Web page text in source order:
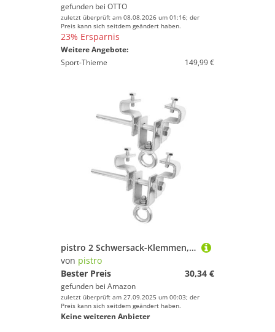
gefunden bei OTTO
zuletzt überprüft am 08.08.2026 um 01:16; der
Preis kann sich seitdem geändert haben.
23% Ersparnis
Weitere Angebote:
Sport-Thieme
149,99 €
pistro 2 Schwersack-Klemmen, Boxsack-Aufhänger, Stahlhalterung, 18 cm, für Box-Trainingsgeräte
von pistro
Bester Preis
30,34 €
gefunden bei Amazon
zuletzt überprüft am 27.09.2025 um 00:03; der
Preis kann sich seitdem geändert haben.
Keine weiteren Anbieter